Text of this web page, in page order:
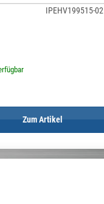
IPEHV199515-02
Zum Artikel